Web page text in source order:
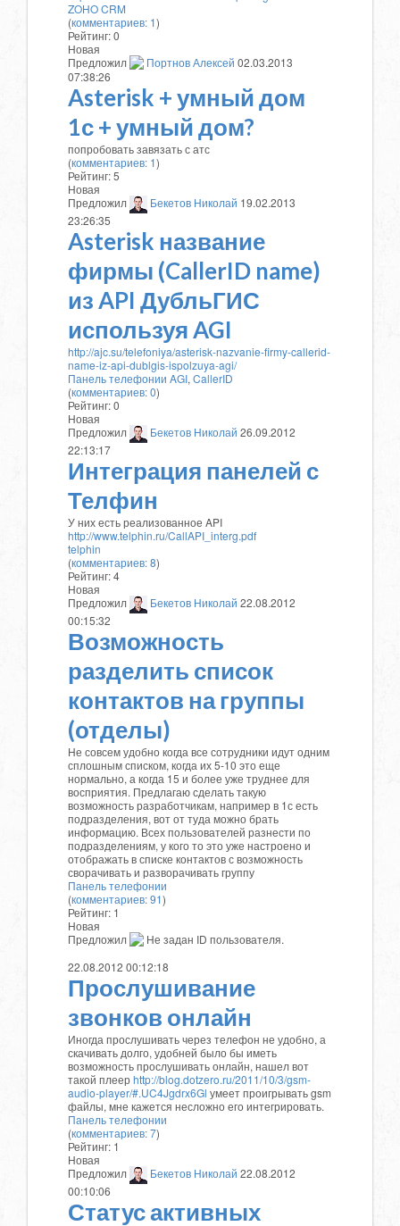
ZOHO CRM
(комментариев: 1)
Рейтинг:0
Новая
Предложил
Портнов Алексей 02.03.2013
07:38:26
Asterisk + умный дом
1с + умный дом?
попробовать завязать с атс
(комментариев: 1)
Рейтинг:5
Новая
Предложил
Бекетов Николай 19.02.2013
23:26:35
Asterisk название
фирмы (CallerID name)
из API ДубльГИС
используя AGI
http://ajc.su/telefoniya/asterisk-nazvanie-firmy-callerid-
name-iz-api-dublgis-ispolzuya-agi/
Панель телефонии AGI, CallerID
(комментариев: 0)
Рейтинг:0
Новая
Предложил
Бекетов Николай 26.09.2012
22:13:17
Интеграция панелей с
Телфин
У них есть реализованное API
http://www.telphin.ru/CallAPI_interg.pdf
telphin
(комментариев: 8)
Рейтинг:4
Новая
Предложил
Бекетов Николай 22.08.2012
00:15:32
Возможность
разделить список
контактов на группы
(отделы)
Не совсем удобно когда все сотрудники идут одним
сплошным списком, когда их 5-10 это еще
нормально, а когда 15 и более уже труднее для
восприятия. Предлагаю сделать такую
возможность разработчикам, например в 1с есть
подразделения, вот от туда можно брать
информацию. Всех пользователей разнести по
подразделениям, у кого то это уже настроено и
отображать в списке контактов с возможность
сворачивать и разворачивать группу
Панель телефонии
(комментариев: 91)
Рейтинг: 1
Новая
Предложил
Не задан ID пользователя.
22.08.2012 00:12:18
Прослушивание
звонков онлайн
Иногда прослушивать через телефон не удобно, а
скачивать долго, удобней было бы иметь
возможность прослушивать онлайн, нашел вот
такой плеерhttp://blog.dotzero.ru/2011/10/3/gsm-
audio-player/#.UC4Jgdrx6Gl умеет проигрывать gsm
файлы, мне кажется несложно его интегрировать.
Панель телефонии
(комментариев: 7)
Рейтинг: 1
Новая
Предложил
Бекетов Николай 22.08.2012
00:10:06
Статус активных